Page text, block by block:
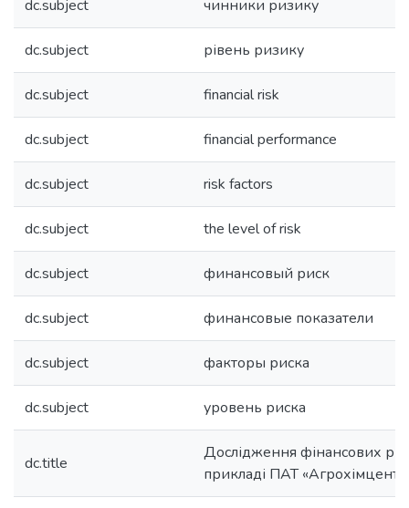
dc.subject чинники ризику
dc.subject рівень ризику
dc.subject financial risk
dc.subject financial performance
dc.subject risk factors
dc.subject the level of risk
dc.subject финансовый риск
dc.subject финансовые показатели
dc.subject факторы риска
dc.subject уровень риска
dc.title
Дослідження фінансових
прикладі ПАТ